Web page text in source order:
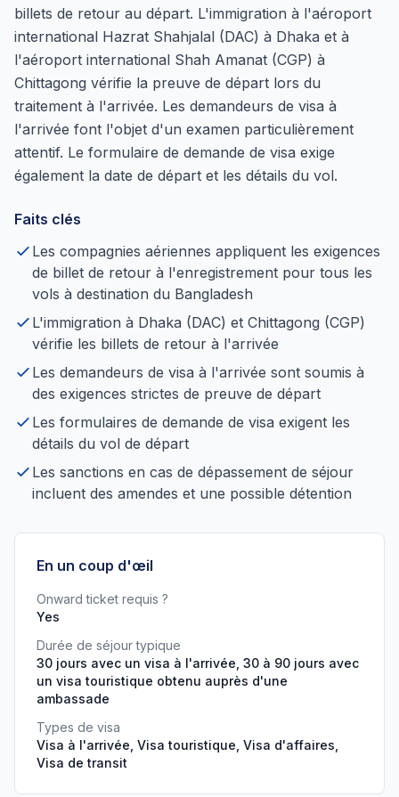
billets de retour au départ. L'immigration à l'aéroport
international Hazrat Shahjalal (DAC) à Dhaka et à
l'aéroport international Shah Amanat (CGP) à
Chittagong vérifie la preuve de départ lors du
traitement à l'arrivée. Les demandeurs de visa à
l'arrivée font l'objet d'un examen particulièrement
attentif. Le formulaire de demande de visa exige
également la date de départ et les détails du vol.
Faits clés
Les compagnies aériennes appliquent les exigences
de billet de retour à l'enregistrement pour tous les
vols à destination du Bangladesh
L'immigration à Dhaka (DAC) et Chittagong (CGP)
vérifie les billets de retour à l'arrivée
Les demandeurs de visa à l'arrivée sont soumis à
des exigences strictes de preuve de départ
Les formulaires de demande de visa exigent les
détails du vol de départ
Les sanctions en cas de dépassement de séjour
incluent des amendes et une possible détention
En un coup d'œil
Onward ticket requis ?
Yes
Durée de séjour typique
30 jours avec un visa à l'arrivée, 30 à 90 jours avec
un visa touristique obtenu auprès d'une
ambassade
Types de visa
Visa à l'arrivée, Visa touristique, Visa d'affaires,
Visa de transit